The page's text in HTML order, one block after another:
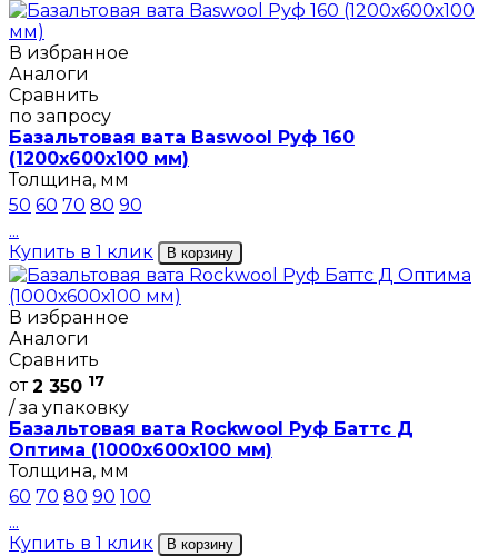
В избранное
Аналоги
Сравнить
по запросу
Базальтовая вата Baswool Руф 160
(1200х600х100 мм)
Толщина, мм
50 60 70 80 90
...
Купить в 1 клик
В корзину
В избранное
Аналоги
Сравнить
от2 350 17
/ за упаковку
Базальтовая вата Rockwool Руф Баттс Д
Оптима (1000х600х100 мм)
Толщина, мм
60 70 80 90 100
...
Купить в 1 клик
В корзину